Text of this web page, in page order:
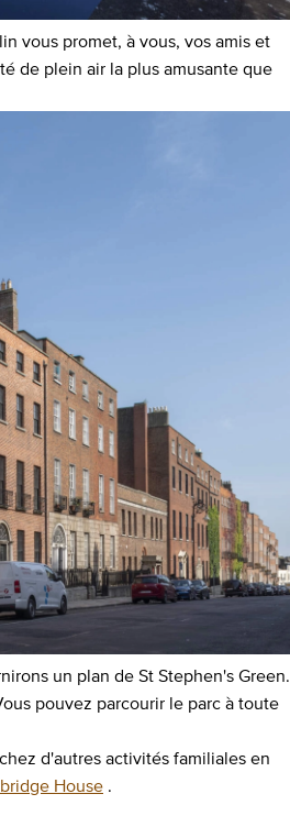
vous promet, à vous, vos amis et
de plein air la plus amusante que
un plan de St Stephen's Green.
pouvez parcourir le parc à toute
d'autres activités familiales en
House .